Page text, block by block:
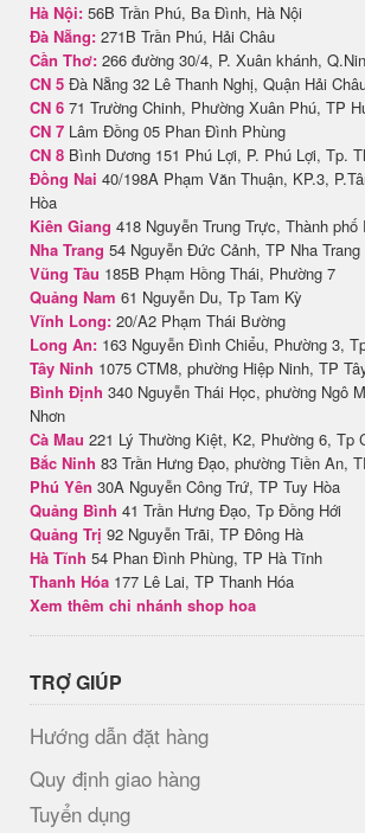
Hà Nội: 56B Trần Phú, Ba Đình, Hà Nội
Đà Nẵng: 271B Trần Phú, Hải Châu
Cần Thơ: 266 đường 30/4, P. Xuân khánh,
CN 5 Đà Nẵng 32 Lê Thanh Nghị, Quận Hải
CN 6 71 Trường Chinh, Phường Xuân Phú, TP
CN 7 Lâm Đồng 05 Phan Đình Phùng
CN 8 Bình Dương 151 Phú Lợi, P. Phú Lợi, Tp.
Đồng Nai 40/198A Phạm Văn Thuận, KP.3,
Hòa
Kiên Giang 418 Nguyễn Trung Trực, Thành phố
Nha Trang 54 Nguyễn Đức Cảnh, TP Nha Trang
Vũng Tàu 185B Phạm Hồng Thái, Phường 7
Quảng Nam 61 Nguyễn Du, Tp Tam Kỳ
Vĩnh Long: 20/A2 Phạm Thái Bường
Long An: 163 Nguyễn Đình Chiểu, Phường 3,
Tây Ninh 1075 CTM8, phường Hiệp Ninh, TP
Bình Định 340 Nguyễn Thái Học, phường Ngô
Nhơn
Cà Mau 221 Lý Thường Kiệt, K2, Phường 6, Tp
Bắc Ninh 83 Trần Hưng Đạo, phường Tiền An,
Phú Yên 30A Nguyễn Công Trứ, TP Tuy Hòa
Quảng Bình 41 Trần Hưng Đạo, Tp Đồng Hới
Quảng Trị 92 Nguyễn Trãi, TP Đông Hà
Hà Tĩnh 54 Phan Đình Phùng, TP Hà Tĩnh
Thanh Hóa 177 Lê Lai, TP Thanh Hóa
Xem thêm chi nhánh shop hoa
TRỢ GIÚP
Hướng dẫn đặt hàng
Quy định giao hàng
Tuyển dụng